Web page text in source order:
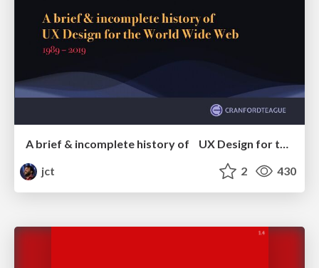
A brief & incomplete history of UX Design for the World Wide Web: 1989–2019
jct
2 430